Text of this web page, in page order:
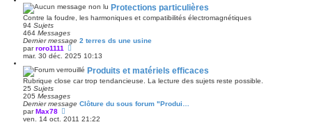
a
g
r
i
m
s
s
a
g
Protections particulières
Contre la foudre, les harmoniques et compatibilités électromagnétiques
94 Sujets
464 Messages
Dernier message 2 terres ds une usine
parroro1111
o
r
e
r
n
i
mar. 30 déc. 2025 10:13
Produits et matériels efficaces
Rubrique close car trop tendancieuse. La lecture des sujets reste possible.
25 Sujets
205 Messages
Dernier message Clôture du sous forum "Produi…
par Max78
o
ven. 14 oct. 2011 21:22